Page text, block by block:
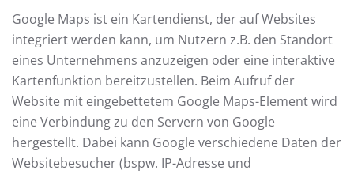
Google Maps ist ein Kartendienst, der auf Websites
integriert werden kann, um Nutzern z.B. den Standort
eines Unternehmens anzuzeigen oder eine interaktive
Kartenfunktion bereitzustellen. Beim Aufruf der
Website mit eingebettetem Google Maps-Element wird
eine Verbindung zu den Servern von Google
hergestellt. Dabei kann Google verschiedene Daten der
Websitebesucher (bspw. IP-Adresse und